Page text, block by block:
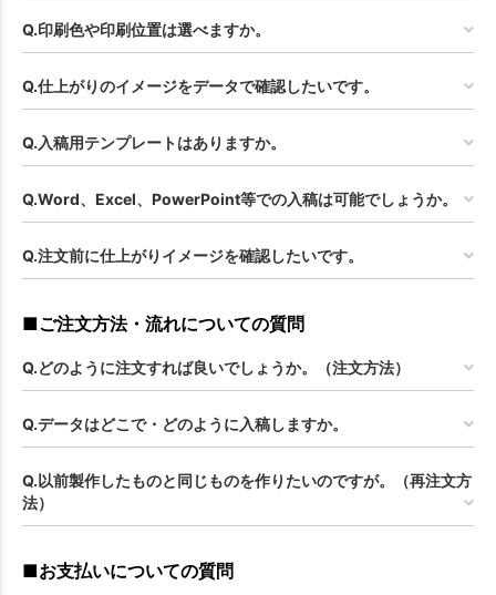
Q.印刷色や印刷位置は選べますか。
Q.仕上がりのイメージをデータで確認したいです。
Q.入稿用テンプレートはありますか。
Q.Word、Excel、PowerPoint等での入稿は可能でしょうか。
Q.注文前に仕上がりイメージを確認したいです。
■ご注文方法・流れについての質問
Q.どのように注文すれば良いでしょうか。（注文方法）
Q.データはどこで・どのように入稿しますか。
Q.以前製作したものと同じものを作りたいのですが。（再注文方
法）
■お支払いについての質問